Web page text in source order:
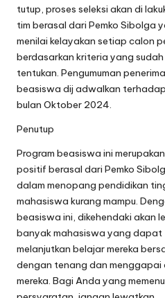
tutup, proses seleksi akan di
tim berasal dari Pemko Sibolga
menilai kelayakan setiap calon
berdasarkan kriteria yang sudah
tentukan. Pengumuman penerima
beasiswa dij adwalkan
bulan Oktober 2024.
Penutup
Program beasiswa ini
positif berasal dari Pemko
dalam menopang pendidikan
mahasiswa kurang mampu.
beasiswa ini, dikehendaki akan
banyak mahasiswa yang dapat
melanjutkan belajar mereka
dengan tenang dan
mereka. Bagi Anda yang